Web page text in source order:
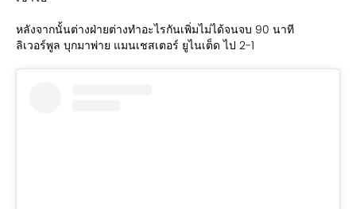
หลังจากนั้นต่างฝ่ายต่างทำอะไรกันเพิ่มไม่ได้จนจบ 90 นาที
ลิเวอร์พูล บุกมาพ่าย แมนเชสเตอร์ ยูไนเต็ด ไป 2-1